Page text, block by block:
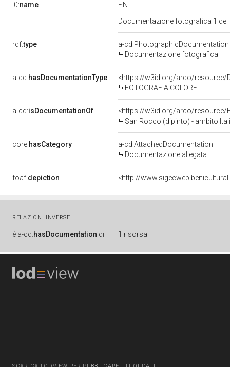
l0:name EN
IT
Documentazione fotografica 1
rdf:type
a-cd:PhotographicDocumentation
Documentazione fotografica
a-cd:hasDocumentationType
<https://w3id.org/arco/resource/
FOTOGRAFIA COLORE
a-cd:isDocumentationOf
<https://w3id.org/arco/resource/
San Rocco (dipinto) - ambito
core:hasCategory
a-cd:AttachedDocumentation
Documentazione allegata
foaf:depiction <http://
RELAZIONI INVERSE
è a-cd:hasDocumentation di 1 risorsa